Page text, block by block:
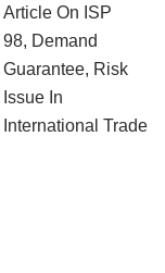
Article On ISP
98, Demand
Guarantee, Risk
Issue In
International Trade